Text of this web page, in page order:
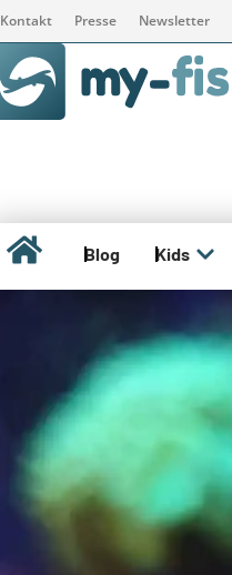
Kontakt Presse Newsletter
Blog Kids